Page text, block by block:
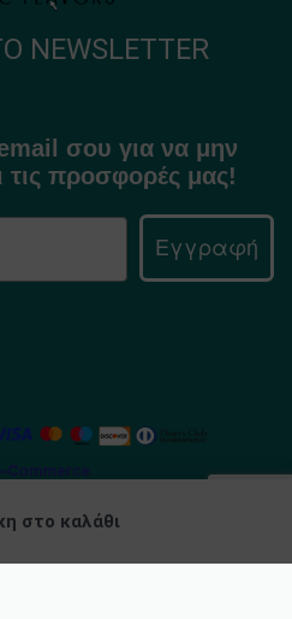
NEWSLETTER
σου για να μην
τις προσφορές μας!
Εγγραφή
All rights reserved.
στο καλάθι